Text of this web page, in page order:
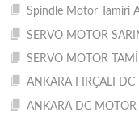
Spindle Motor Tamiri
SERVO MOTOR
SERVO MOTOR
ANKARA FIRÇALI DC
ANKARA DC MOTOR